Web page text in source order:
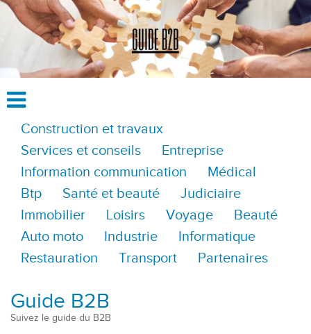
Construction et travaux
Services et conseils
Entreprise
Information communication
Médical
Btp
Santé et beauté
Judiciaire
Immobilier
Loisirs Voyage
Beauté
Auto moto
Industrie
Informatique
Restauration
Transport Partenaires
Guide B2B
Suivez le guide du B2B